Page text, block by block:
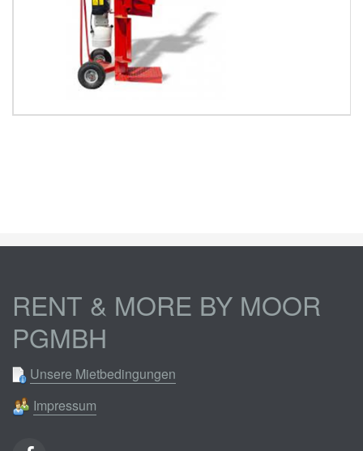
RENT & MORE BY MOOR
PGMBH
Unsere Mietbedingungen
Impressum